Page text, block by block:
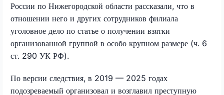
России по Нижегородской области рассказали, что в
отношении него и других сотрудников филиала
уголовное дело по статье о получении взятки
организованной группой в особо крупном размере (ч. 6
ст. 290 УК РФ).
По версии следствия, в 2019 — 2025 годах
подозреваемый организовал и возглавил преступную